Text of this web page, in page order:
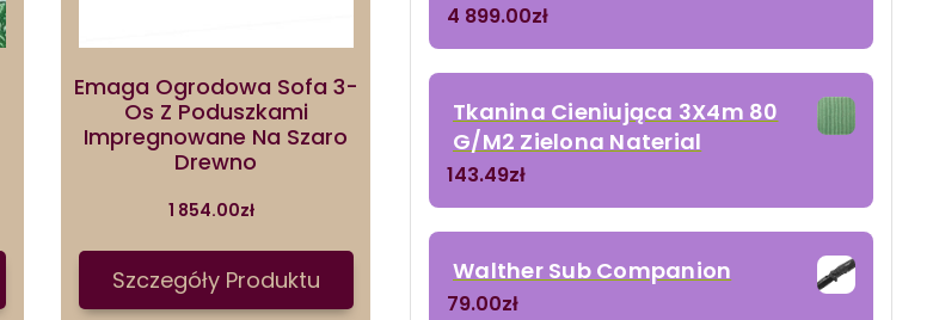
Emaga Ogrodowa Sofa 3-
Os Z Poduszkami
Impregnowane Na Szaro
Drewno
1 854.00zł
Szczegóły Produktu
4 899.00zł
Tkanina Cieniująca 3X4m 80
G/M2 Zielona Naterial
143.49zł
Walther Sub Companion
79.00zł